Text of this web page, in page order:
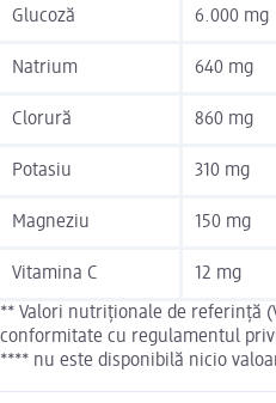
Glucoză 6.000 mg
Natrium 640 mg
Clorură 860 mg
Potasiu 310 mg
Magneziu 150 mg
Vitamina C 12 mg
** Valori nutriționale de referință
conformitate cu regulamentul
**** nu este disponibilă nicio